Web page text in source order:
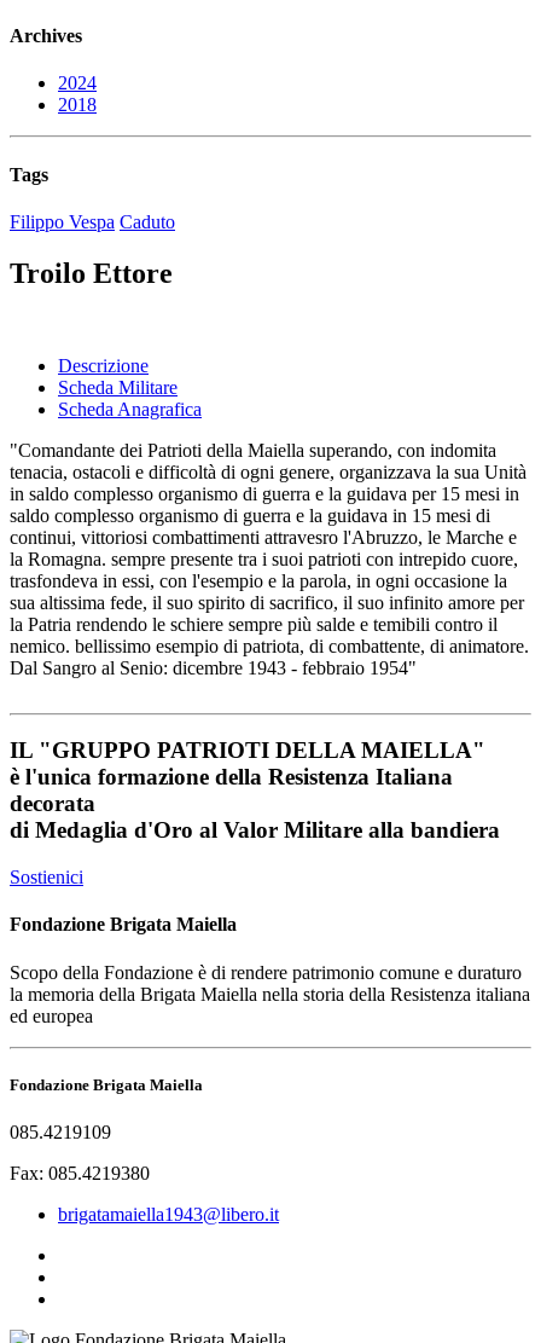
Archives
2024
2018
Tags
Filippo Vespa Caduto
Troilo Ettore
Descrizione
Scheda Militare
Scheda Anagrafica
"Comandante dei Patrioti della Maiella superando, con indomita
tenacia, ostacoli e difficoltà di ogni genere, organizzava la sua Unità
in saldo complesso organismo di guerra e la guidava per 15 mesi in
saldo complesso organismo di guerra e la guidava in 15 mesi di
continui, vittoriosi combattimenti attravesro l'Abruzzo, le Marche e
la Romagna. sempre presente tra i suoi patrioti con intrepido cuore,
trasfondeva in essi, con l'esempio e la parola, in ogni occasione la
sua altissima fede, il suo spirito di sacrifico, il suo infinito amore per
la Patria rendendo le schiere sempre più salde e temibili contro il
nemico. bellissimo esempio di patriota, di combattente, di animatore.
Dal Sangro al Senio: dicembre 1943 - febbraio 1954"
IL "GRUPPO PATRIOTI DELLA MAIELLA"
è l'unica formazione della Resistenza Italiana
decorata
di Medaglia d'Oro al Valor Militare alla bandiera
Sostienici
Fondazione Brigata Maiella
Scopo della Fondazione è di rendere patrimonio comune e duraturo
la memoria della Brigata Maiella nella storia della Resistenza italiana
ed europea
Fondazione Brigata Maiella
085.4219109
Fax: 085.4219380
brigatamaiella1943@libero.it